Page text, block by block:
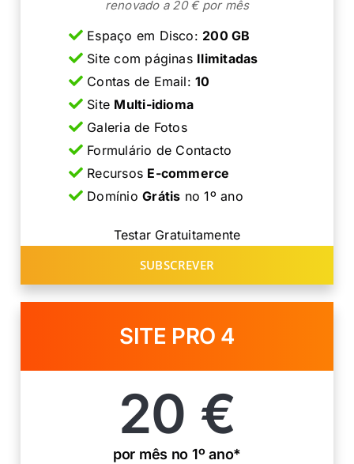
renovado a 20 € por mês
Espaço em Disco: 200 GB
Site com páginas Ilimitadas
Contas de Email:10
Site Multi-idioma
Galeria de Fotos
Formulário de Contacto
Recursos E-commerce
DomínioGrátis no 1º ano
Testar Gratuitamente
SUBSCREVER
SITE PRO 4
20 €
por mês no 1º ano*